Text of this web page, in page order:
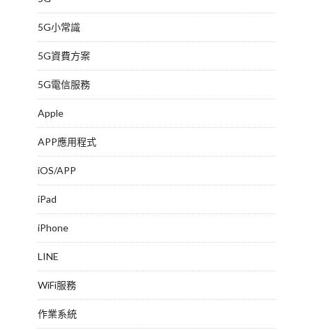
5G小常識
5G資費方案
5G電信服務
Apple
APP應用程式
iOS/APP
iPad
iPhone
LINE
WiFi服務
作業系統